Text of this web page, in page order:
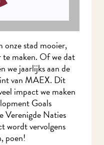
onze stad mooier,
te maken. Of we dat
we jaarlijks aan de
van MAEX. Dit
impact we maken
Goals
Verenigde Naties
wordt vervolgens
poen!